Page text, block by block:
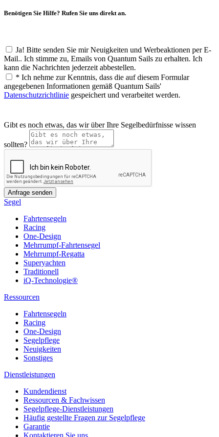
Benötigen Sie Hilfe? Rufen Sie uns direkt an.
Ja! Bitte senden Sie mir Neuigkeiten und Werbeaktionen per E-
Mail.. Ich stimme zu, Emails von Quantum Sails zu erhalten. Ich
kann die Nachrichten jederzeit abbestellen.
* Ich nehme zur Kenntnis, dass die auf diesem Formular
angegebenen Informationen gemäß Quantum Sails'
Datenschutzrichtlinie gespeichert und verarbeitet werden.
Gibt es noch etwas, das wir über Ihre Segelbedürfnisse wissen
sollten?
Segel
Fahrtensegeln
Racing
One-Design
Mehrrumpf-Fahrtensegel
Mehrrumpf-Regatta
Superyachten
Traditionell
iQ-Technologie®
Ressourcen
Fahrtensegeln
Racing
One-Design
Segelpflege
Neuigkeiten
Sonstiges
Dienstleistungen
Kundendienst
Ressourcen & Fachwissen
Segelpflege-Dienstleistungen
Häufig gestellte Fragen zur Segelpflege
Garantie